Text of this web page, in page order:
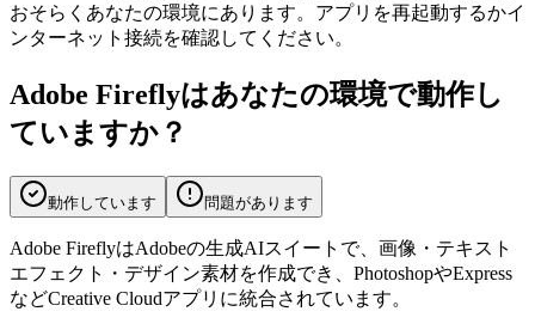
おそらくあなたの環境にあります。アプリを再起動するかイ
ンターネット接続を確認してください。
Adobe Fireflyはあなたの環境で動作し
ていますか？
動作しています 問題があります
Adobe FireflyはAdobeの生成AIスイートで、画像・テキスト
エフェクト・デザイン素材を作成でき、PhotoshopやExpress
などCreative Cloudアプリに統合されています。